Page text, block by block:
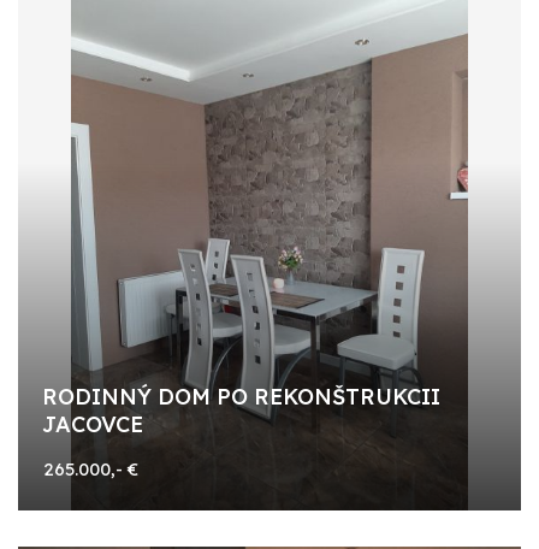
RODINNÝ DOM PO REKONŠTRUKCII
JACOVCE
265.000,- €